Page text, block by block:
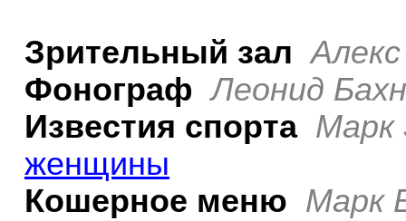
Зрительный зал
Фонограф Леонид
Известия спорта Марк
женщины
Кошерное меню Марк